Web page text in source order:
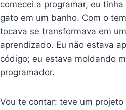
comecei a programar, eu
gato em um banho. Com o
tocava se transformava em
aprendizado. Eu não estava
código; eu estava moldando
programador.
Vou te contar: teve um